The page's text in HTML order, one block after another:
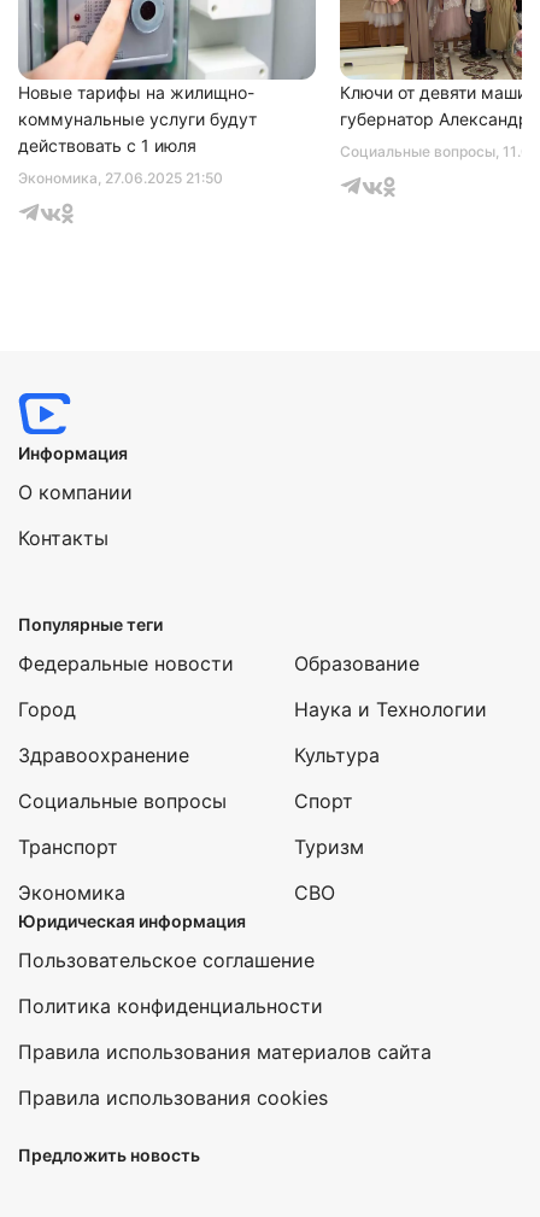
Экономика, 27.06.2025 21:50
Новые тарифы на жилищно-
коммунальные услуги будут
действовать с 1 июля
Социальные вопросы,
Ключи от девяти машин
губернатор Александр
Информация
О компании
Контакты
Популярные теги
Федеральные новости
Город
Здравоохранение
Социальные вопросы
Транспорт
Экономика
Образование
Наука и Технологии
Культура
Спорт
Туризм
СВО
Юридическая информация
Пользовательское соглашение
Политика конфиденциальности
Правила использования материалов сайта
Правила использования cookies
Предложить новость